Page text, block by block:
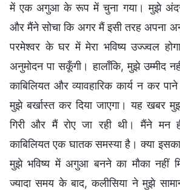
में एक अगुआ के रूप में चुना गया। मुझे
और मैंने सोचा कि अगर मैं इसी तरह अपना
परमेश्वर के घर में मेरा भविष्य उज्ज्वल
अनुमोदन पा सकूँगी। हालाँकि, मुझे उम्मीद
काबिलियत और व्यावहारिक कार्य न कर
मुझे बर्खास्त कर दिया जाएगा। यह खबर
गिरी और मैं रोए जा रही थी। मैंने मन
काबिलियत एक घातक समस्या है। क्या
मुझे भविष्य में अगुआ बनने का मौका नहीं
ज्यादा समय के बाद, कलीसिया ने मुझे